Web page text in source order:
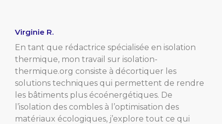
Virginie R.
En tant que rédactrice spécialisée en isolation
thermique, mon travail sur isolation-
thermique.org consiste à décortiquer les
solutions techniques qui permettent de rendre
les bâtiments plus écoénergétiques. De
l’isolation des combles à l’optimisation des
matériaux écologiques, j’explore tout ce qui